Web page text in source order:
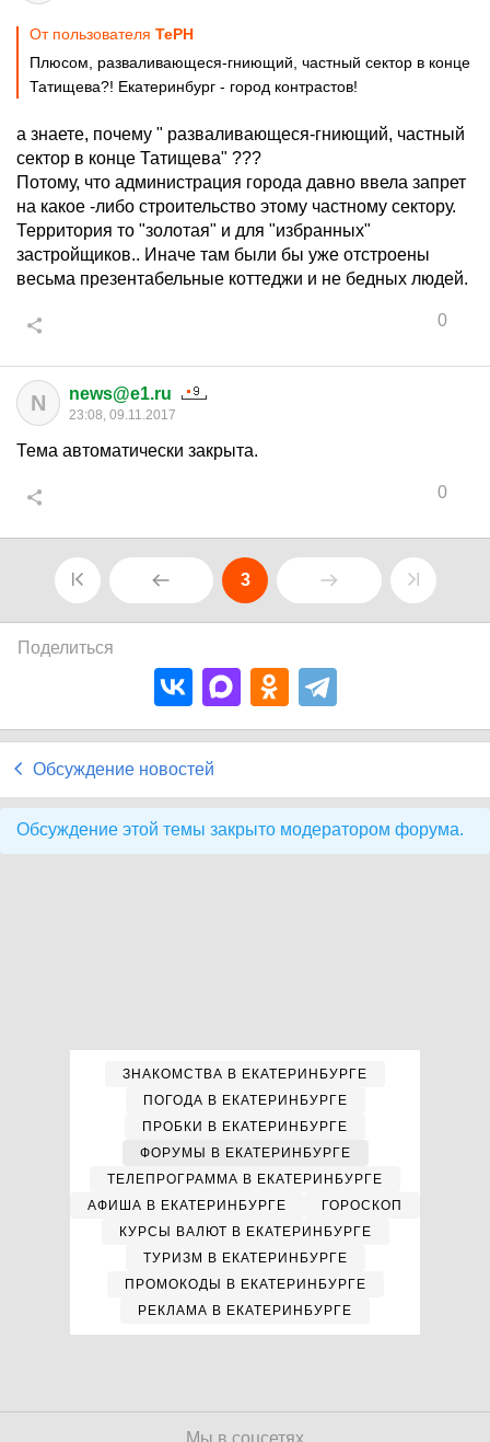
От пользователя ТеРН
Плюсом, разваливающеся-гниющий, частный сектор в конце
Татищева?! Екатеринбург - город контрастов!
а знаете, почему " разваливающеся-гниющий, частный
сектор в конце Татищева" ???
Потому, что администрация города давно ввела запрет
на какое -либо строительство этому частному сектору.
Территория то "золотая" и для "избранных"
застройщиков.. Иначе там были бы уже отстроены
весьма презентабельные коттеджи и не бедных людей.
0
N news@e1.ru
23:08, 09.11.2017
Тема автоматически закрыта.
0
3
Поделиться
Обсуждение новостей
Обсуждение этой темы закрыто модератором форума.
ЗНАКОМСТВА В ЕКАТЕРИНБУРГЕ
ПОГОДА В ЕКАТЕРИНБУРГЕ
ПРОБКИ В ЕКАТЕРИНБУРГЕ
ФОРУМЫ В ЕКАТЕРИНБУРГЕ
ТЕЛЕПРОГРАММА В ЕКАТЕРИНБУРГЕ
АФИША В ЕКАТЕРИНБУРГЕ
ГОРОСКОП
КУРСЫ ВАЛЮТ В ЕКАТЕРИНБУРГЕ
ТУРИЗМ В ЕКАТЕРИНБУРГЕ
ПРОМОКОДЫ В ЕКАТЕРИНБУРГЕ
РЕКЛАМА В ЕКАТЕРИНБУРГЕ
Мы в соцсетях